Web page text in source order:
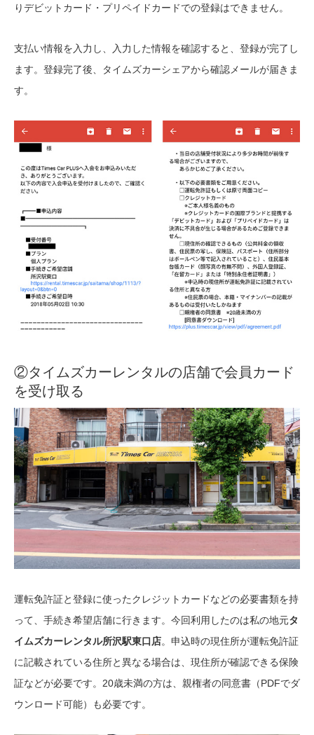
りデビットカード・プリペイドカードでの登録はできません。
支払い情報を入力し、入力した情報を確認すると、登録が完了し
ます。登録完了後、タイムズカーシェアから確認メールが届きま
す。
②タイムズカーレンタルの店舗で会員カード
を受け取る
運転免許証と登録に使ったクレジットカードなどの必要書類を持
って、手続き希望店舗に行きます。今回利用したのは私の地元タ
イムズカーレンタル所沢駅東口店。申込時の現住所が運転免許証
に記載されている住所と異なる場合は、現住所が確認できる保険
証などが必要です。20歳未満の方は、親権者の同意書（PDFでダ
ウンロード可能）も必要です。